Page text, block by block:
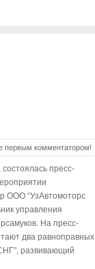
первым комментатором!
пресс-
ООО “УзАвтомоторс
управления
На пресс-
два равноправных
развивающий